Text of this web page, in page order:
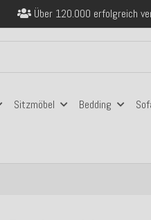
Sicher bezahlen mit Klarna,
Kostenloser Versand innerhalb
Sitzmöbel Bedding